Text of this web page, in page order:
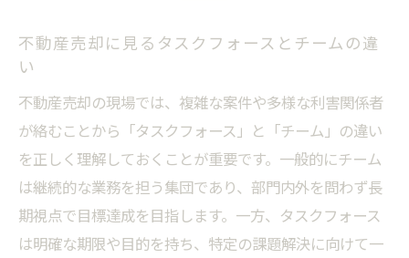
不動産売却に見るタスクフォースとチームの違
い
不動産売却の現場では、複雑な案件や多様な利害関係者
が絡むことから「タスクフォース」と「チーム」の違い
を正しく理解しておくことが重要です。一般的にチーム
は継続的な業務を担う集団であり、部門内外を問わず長
期視点で目標達成を目指します。一方、タスクフォース
は明確な期限や目的を持ち、特定の課題解決に向けて一